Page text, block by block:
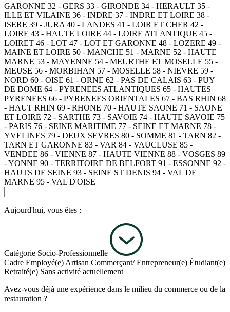
GARONNE 32 - GERS 33 - GIRONDE 34 - HERAULT 35 -
ILLE ET VILAINE 36 - INDRE 37 - INDRE ET LOIRE 38 -
ISERE 39 - JURA 40 - LANDES 41 - LOIR ET CHER 42 -
LOIRE 43 - HAUTE LOIRE 44 - LOIRE ATLANTIQUE 45 -
LOIRET 46 - LOT 47 - LOT ET GARONNE 48 - LOZERE 49 -
MAINE ET LOIRE 50 - MANCHE 51 - MARNE 52 - HAUTE
MARNE 53 - MAYENNE 54 - MEURTHE ET MOSELLE 55 -
MEUSE 56 - MORBIHAN 57 - MOSELLE 58 - NIEVRE 59 -
NORD 60 - OISE 61 - ORNE 62 - PAS DE CALAIS 63 - PUY
DE DOME 64 - PYRENEES ATLANTIQUES 65 - HAUTES
PYRENEES 66 - PYRENEES ORIENTALES 67 - BAS RHIN 68
- HAUT RHIN 69 - RHONE 70 - HAUTE SAONE 71 - SAONE
ET LOIRE 72 - SARTHE 73 - SAVOIE 74 - HAUTE SAVOIE 75
- PARIS 76 - SEINE MARITIME 77 - SEINE ET MARNE 78 -
YVELINES 79 - DEUX SEVRES 80 - SOMME 81 - TARN 82 -
TARN ET GARONNE 83 - VAR 84 - VAUCLUSE 85 -
VENDEE 86 - VIENNE 87 - HAUTE VIENNE 88 - VOSGES 89
- YONNE 90 - TERRITOIRE DE BELFORT 91 - ESSONNE 92 -
HAUTS DE SEINE 93 - SEINE ST DENIS 94 - VAL DE
MARNE 95 - VAL D'OISE
Aujourd'hui, vous êtes :
Catégorie Socio-Professionnelle
Cadre Employé(e) Artisan Commerçant/ Entrepreneur(e) Étudiant(e)
Retraité(e) Sans activité actuellement
Avez-vous déjà une expérience dans le milieu du commerce ou de la
restauration ?